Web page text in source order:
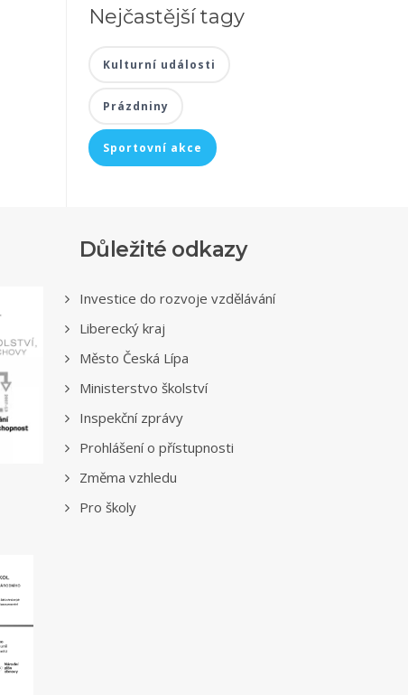
Nejčastější tagy
Kulturní události
Prázdniny
Sportovní akce
Důležité odkazy
Investice do rozvoje vzdělávání
Liberecký kraj
Město Česká Lípa
Ministerstvo školství
Inspekční zprávy
Prohlášení o přístupnosti
Změma vzhledu
Pro školy